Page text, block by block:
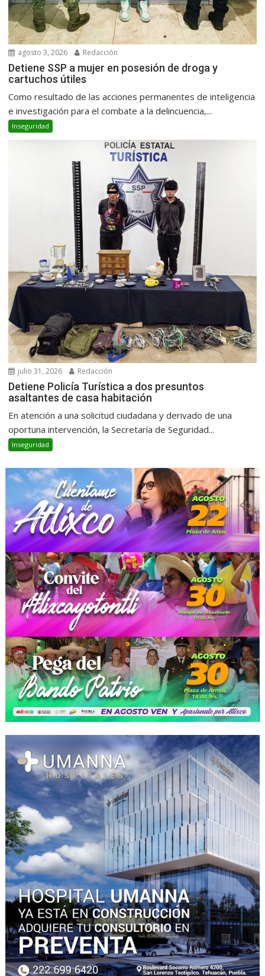
agosto 3, 2026 Redacción
Detiene SSP a mujer en posesión de droga y
cartuchos útiles
Como resultado de las acciones permanentes de inteligencia
e investigación para el combate a la delincuencia,...
Inseguridad
julio 31, 2026 Redacción
Detiene Policía Turística a dos presuntos
asaltantes de casa habitación
En atención a una solicitud ciudadana y derivado de una
oportuna intervención, la Secretaría de Seguridad...
Inseguridad